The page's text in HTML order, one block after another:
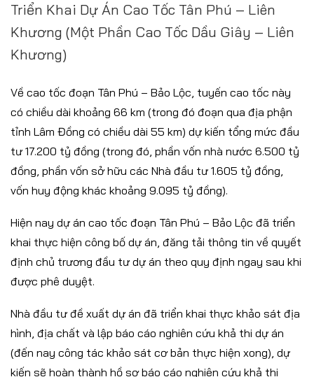
Triển Khai Dự Án Cao Tốc Tân Phú – Liên
Khương (một Phần Cao Tốc Dầu Giây – Liên
Khương)
Về cao tốc đoạn Tân Phú – Bảo Lộc, tuyến cao tốc này
có chiều dài khoảng 66 km (trong đó đoạn qua địa phận
tỉnh Lâm Đồng có chiều dài 55 km) dự kiến tổng mức đầu
tư 17.200 tỷ đồng (trong đó, phần vốn nhà nước 6.500 tỷ
đồng, phần vốn sở hữu các Nhà đầu tư 1.605 tỷ đồng,
vốn huy động khác khoảng 9.095 tỷ đồng).
Hiện nay dự án cao tốc đoạn Tân Phú – Bảo Lộc đã triển
khai thực hiện công bố dự án, đăng tải thông tin về quyết
định chủ trương đầu tư dự án theo quy định ngay sau khi
được phê duyệt.
Nhà đầu tư đề xuất dự án đã triển khai thực khảo sát địa
hình, địa chất và lập báo cáo nghiên cứu khả thi dự án
(đến nay công tác khảo sát cơ bản thực hiện xong), dự
kiến sẽ hoàn thành hồ sơ báo cáo nghiên cứu khả thi